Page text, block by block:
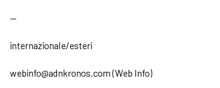
—
internazionale/esteri
webinfo@adnkronos.com (Web Info)